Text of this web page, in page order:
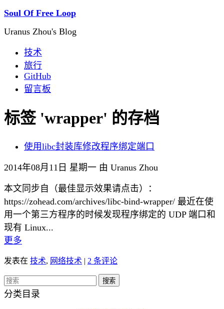
Soul Of Free Loop
Uranus Zhou's Blog
技术
旅行
GitHub
留言板
标签 'wrapper' 的存档
使用libc封装库修改程序绑定端口
2014年08月11日 星期一 由 Uranus Zhou
本文同步自（最佳显示效果请点击）：
https://zohead.com/archives/libc-bind-wrapper/ 最近在使
用一个第三方程序的时候发现程序绑定的 UDP 端口和
现有 Linux...
更多
发表在 技术, 网络技术 | 2 条评论
分类目录